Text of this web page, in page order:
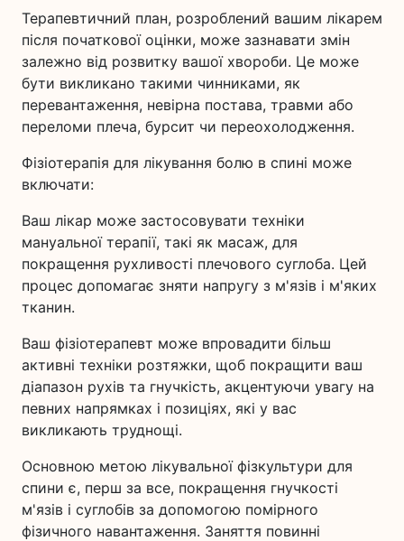
Терапевтичний план, розроблений вашим лікарем
після початкової оцінки, може зазнавати змін
залежно від розвитку вашої хвороби. Це може
бути викликано такими чинниками, як
перевантаження, невірна постава, травми або
переломи плеча, бурсит чи переохолодження.
Фізіотерапія для лікування болю в спині може
включати:
Ваш лікар може застосовувати техніки
мануальної терапії, такі як масаж, для
покращення рухливості плечового суглоба. Цей
процес допомагає зняти напругу з м'язів і м'яких
тканин.
Ваш фізіотерапевт може впровадити більш
активні техніки розтяжки, щоб покращити ваш
діапазон рухів та гнучкість, акцентуючи увагу на
певних напрямках і позиціях, які у вас
викликають труднощі.
Основною метою лікувальної фізкультури для
спини є, перш за все, покращення гнучкості
м'язів і суглобів за допомогою помірного
фізичного навантаження. Заняття повинні